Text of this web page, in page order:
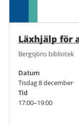
Läxhjälp för
Bergsjöns bibliotek
Datum
Tisdag 8 december
Tid
17:00–19:00